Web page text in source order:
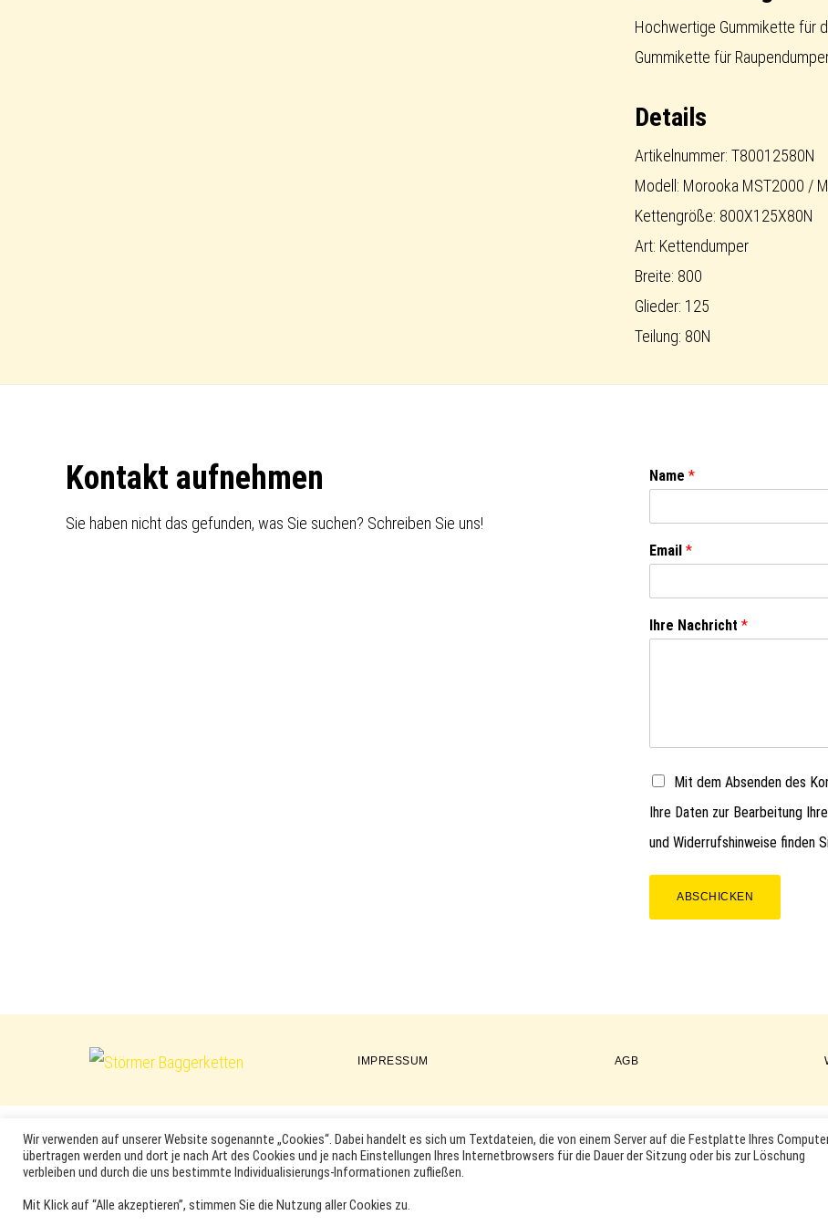
für
Raupendumper
Carrier
Menge
Hochwertige Gummikette für
Gummikette für
Details
Artikelnummer: T80012580N
Modell: Morooka MST2000 /
Kettengröße: 800X125X80N
Art: Kettendumper
Breite: 800
Glieder: 125
Teilung: 80N
FooterKontakt aufnehmen
Sie haben nicht das gefunden, was Sie suchen? Schreiben Sie uns!
Name *
Email *
Ihre Nachricht *
Mit dem Absenden des
Ihre Daten zur Bearbeitung
und Widerrufshinweise finden
ABSCHICKEN
Baggerketten
IMPRESSUM AGB
COPYRIGHT © 2026 · WORDPRESS ·LOG IN
MARKEN, ERSATZTEILNUMMERN, PRODUKTNAMEN SOWIE PRODUKTABBILDUNGEN UND LOGOS WERDEN NUR ZUR IDENTIFIKATION
DER ENTSPRECHENDEN HERSTELLER SEIN. VERWENDETE MARKEN- UND PRODUKTNAMEN SIND HANDELSMARKEN, WARENZEICHEN
Wir verwenden auf unserer Website sogenannte „Cookies“. Dabei handelt es sich um Textdateien, die von einem Server auf die Festplatte Ihres
übertragen werden und dort je nach Art des Cookies und je nach Einstellungen Ihres Internetbrowsers für die Dauer der Sitzung oder bis zur Löschung
verbleiben und durch die uns bestimmte Individualisierungs-Informationen zufließen.
Mit Klick auf “Alle akzeptieren”, stimmen Sie die Nutzung aller Cookies zu.